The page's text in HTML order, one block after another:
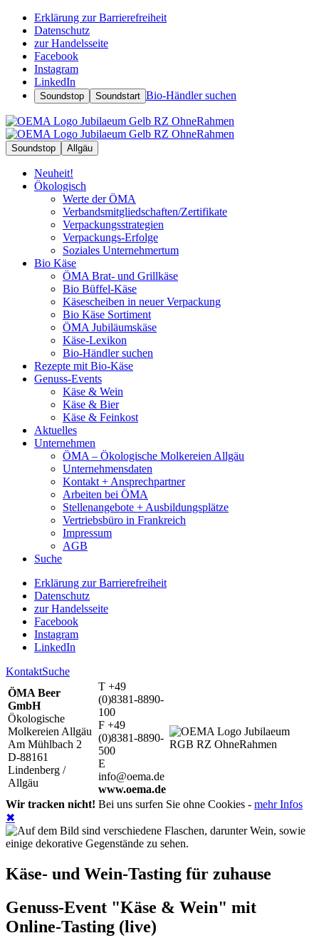
Erklärung zur Barrierefreiheit
Datenschutz
zur Handelsseite
Facebook
Instagram
LinkedIn
Soundstop Soundstart Bio-Händler suchen
Soundstop Allgäu
Neuheit!
Ökologisch
Werte der ÖMA
Verbandsmitgliedschaften/Zertifikate
Verpackungsstrategien
Verpackungs-Erfolge
Soziales Unternehmertum
Bio Käse
ÖMA Brat- und Grillkäse
Bio Büffel-Käse
Käsescheiben in neuer Verpackung
Bio Käse Sortiment
ÖMA Jubiläumskäse
Käse-Lexikon
Bio-Händler suchen
Rezepte mit Bio-Käse
Genuss-Events
Käse & Wein
Käse & Bier
Käse & Feinkost
Aktuelles
Unternehmen
ÖMA – Ökologische Molkereien Allgäu
Unternehmensdaten
Kontakt + Ansprechpartner
Arbeiten bei ÖMA
Stellenangebote + Ausbildungsplätze
Vertriebsbüro in Frankreich
Impressum
AGB
Suche
Erklärung zur Barrierefreiheit
Datenschutz
zur Handelsseite
Facebook
Instagram
LinkedIn
KontaktSuche
ÖMA Beer
GmbH
Ökologische
Molkereien Allgäu
Am Mühlbach 2
D-88161
Lindenberg /
Allgäu
T +49
(0)8381-8890-
100
F +49
(0)8381-8890-
500
E
info@oema.de
www.oema.de
Wir tracken nicht! Bei uns surfen Sie ohne Cookies - mehr Infos
✖
Käse- und Wein-Tasting für zuhause
Genuss-Event "Käse & Wein" mit
Online-Tasting (live)